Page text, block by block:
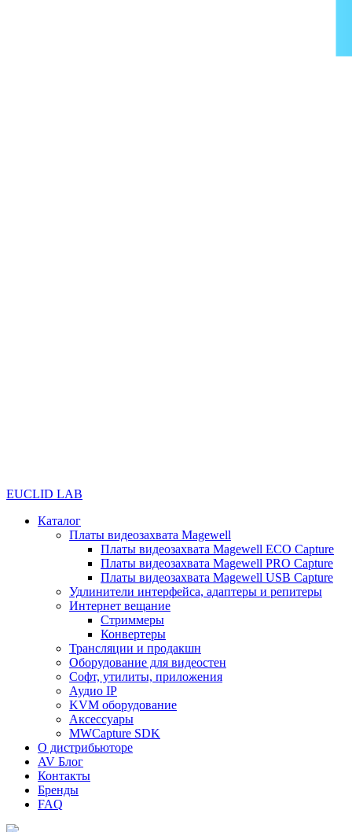
EUCLID LAB
Каталог
Платы видеозахвата Magewell
Платы видеозахвата Magewell ECO Capture
Платы видеозахвата Magewell PRO Capture
Платы видеозахвата Magewell USB Capture
Удлинители интерфейса, адаптеры и репитеры
Интернет вещание
Стриммеры
Конвертеры
Трансляции и продакшн
Оборудование для видеостен
Софт, утилиты, приложения
Аудио IP
KVM оборудование
Аксессуары
MWCapture SDK
О дистрибьюторе
AV Блог
Контакты
Бренды
FAQ